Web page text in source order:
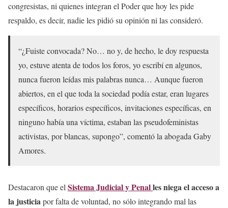
congresistas, ni quienes integran el Poder que hoy les pide
respaldo, es decir, nadie les pidió su opinión ni las consideró.
“¿Fuiste convocada? No… no y, de hecho, le doy respuesta
yo, estuve atenta de todos los foros, yo escribí en algunos,
nunca fueron leídas mis palabras nunca… Aunque fueron
abiertos, en el que toda la sociedad podía estar, eran lugares
específicos, horarios específicos, invitaciones específicas, en
ninguno había una víctima, estaban las pseudofeministas
activistas, por blancas, supongo”, comentó la abogada Gaby
Amores.
Destacaron que el Sistema Judicial y Penalles niega el acceso a
la justiciapor falta de voluntad, no sólo integrando mal las